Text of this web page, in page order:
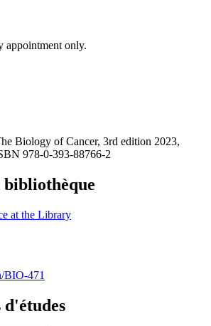
appointment only.
Biology of Cancer, 3rd edition 2023,
978-0-393-88766-2
bibliothèque
at the Library
BIO-471
d'études